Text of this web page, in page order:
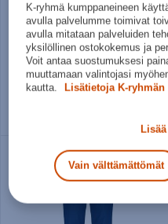
McKINLEY
Didi II M - miesten toppahousut
89,95€
Norm. hinta:129€
30pv alin hinta: 89,95€
K-ryhmä kumppaneineen
avulla palvelumme toimivat
avulla mitataan palveluiden
yksilöllinen ostokokemus ja
Voit antaa suostumuksesi
muuttamaan valintojasi
kautta.
Lisätietoja K-ryhmän
Vain välttämättömät